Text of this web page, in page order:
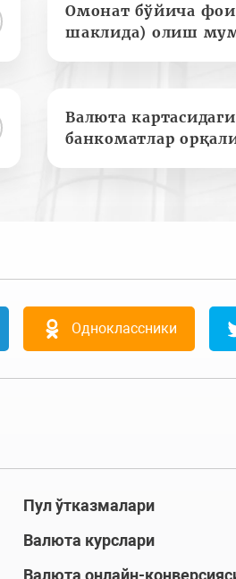
Омонат бўйича
шаклида) олиш
Валюта
банкоматлар
Одноклассники
Пул ўтказмалари
Валюта курслари
Валюта онлайн-